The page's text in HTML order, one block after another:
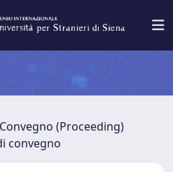
(Proceeding)
convegno